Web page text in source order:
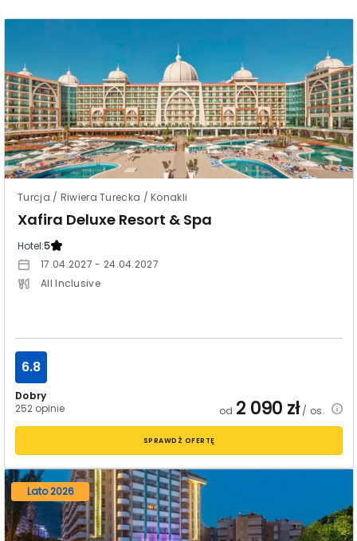
Turcja / Riwiera Turecka / Konakli
Xafira Deluxe Resort & Spa
Hotel:5
17.04.2027 - 24.04.2027
All Inclusive
Dobry
252 opinie
6.8
od 2 090 zł/ os.
SPRAWDŹ OFERTĘ
Lato 2026